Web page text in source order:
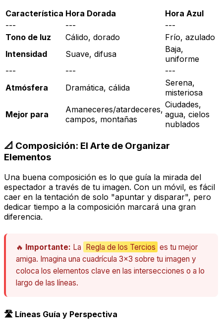
Característica Hora Dorada
Hora Azul
---
---
---
Tono de luz
Cálido, dorado
Frío, azulado
Intensidad
Suave, difusa
Baja,
uniforme
---
---
---
Atmósfera
Dramática, cálida
Serena,
misteriosa
Mejor para
Amaneceres/atardeceres,
campos, montañas
Ciudades,
agua, cielos
nublados
📐 Composición: El Arte de Organizar
Elementos
Una buena composición es lo que guía la mirada del
espectador a través de tu imagen. Con un móvil, es fácil
caer en la tentación de solo "apuntar y disparar", pero
dedicar tiempo a la composición marcará una gran
diferencia.
🔥 Importante: La Regla de los Tercios es tu mejor
amiga. Imagina una cuadrícula 3x3 sobre tu imagen y
coloca los elementos clave en las intersecciones o a lo
largo de las líneas.
🛣️ Líneas Guía y Perspectiva